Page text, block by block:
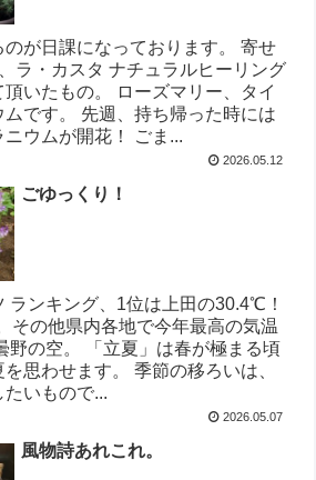
が日課になっております。 寄せ
ラ・カスタ ナチュラルヒーリング
いたもの。 ローズマリー、タイ
ムです。 先週、持ち帰った時には
ウムが開花！ ごま...
2026.05.12
ごゆっくり！
ランキング、1位は上田の30.4℃！
その他県内各地で今年最高の気温
野の空。 「立夏」は春が極まる頃
思わせます。 季節の移ろいは、
いもので...
2026.05.07
風物詩あれこれ。